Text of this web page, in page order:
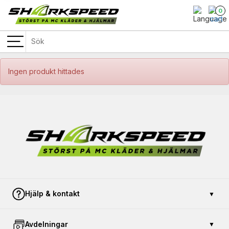
0
Ingen produkt hittades
Hjälp & kontakt ▼
Kontakta oss
Avdelningar ▼